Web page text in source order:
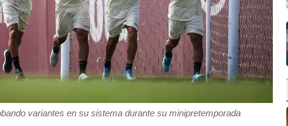
variantes en su sistema durante su minipretemporada